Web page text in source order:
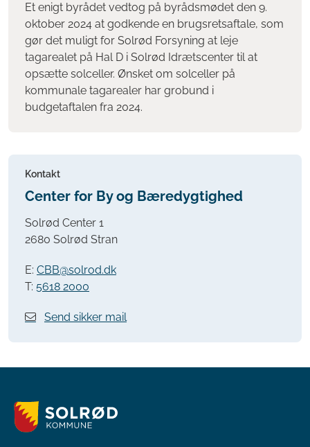
Et enigt byrådet vedtog på byrådsmødet den 9.
oktober 2024 at godkende en brugsretsaftale, som
gør det muligt for Solrød Forsyning at leje
tagarealet på Hal D i Solrød Idrætscenter til at
opsætte solceller. Ønsket om solceller på
kommunale tagarealer har grobund i
budgetaftalen fra 2024.
Kontakt
Center for By og Bæredygtighed
Solrød Center 1
2680 Solrød Stran
E: CBB@solrod.dk
T: 5618 2000
Send sikker mail